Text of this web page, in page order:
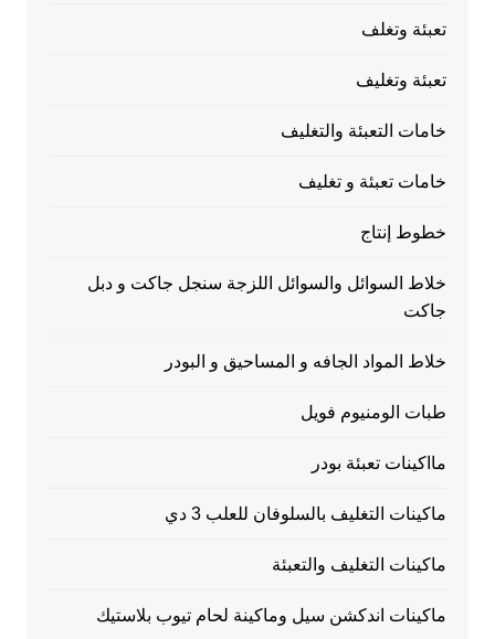
تعبئة وتغلف
تعبئة وتغليف
خامات التعبئة والتغليف
خامات تعبئة و تغليف
خطوط إنتاج
خلاط السوائل والسوائل اللزجة سنجل جاكت و دبل
جاكت
خلاط المواد الجافه و المساحيق و البودر
طبات الومنيوم فويل
مااكينات تعبئة بودر
ماكينات التغليف بالسلوفان للعلب 3 دي
ماكينات التغليف والتعبئة
ماكينات اندكشن سيل وماكينة لحام تيوب بلاستيك